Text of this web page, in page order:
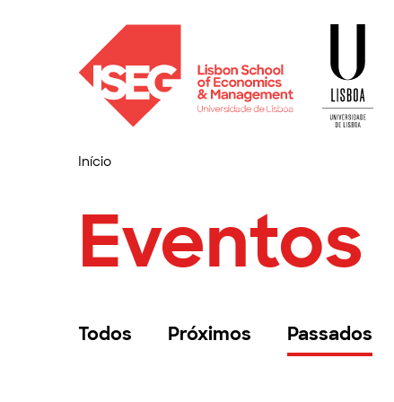
Início
Eventos
Todos Próximos Passados